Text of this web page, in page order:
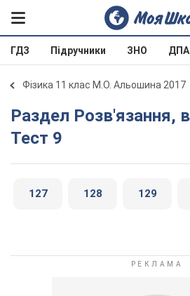
ГДЗ Підручники ЗНО ДПА
Фізика 11 клас М.О. Альошина 2017
Раздел Розв'язання, вказівки .
Тест 9
127 128 129